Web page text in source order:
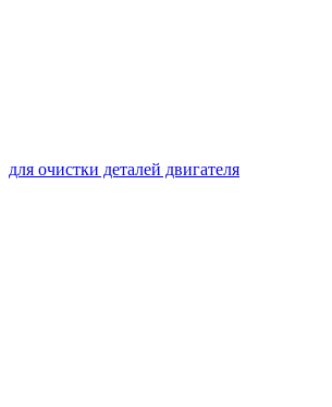
для очистки деталей двигателя